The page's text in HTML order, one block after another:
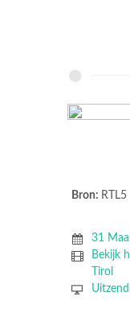
Bron: RTL5
31
Bekijk
Tirol